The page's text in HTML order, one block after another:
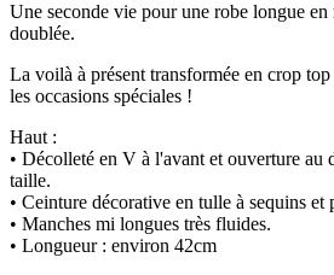
Une seconde vie pour une robe longue en
doublée.
La voilà à présent transformée en crop
les occasions spéciales !
Haut :
• Décolleté en V à l'avant et ouverture au
taille.
• Ceinture décorative en tulle à sequins et
• Manches mi longues très fluides.
• Longueur : environ 42cm